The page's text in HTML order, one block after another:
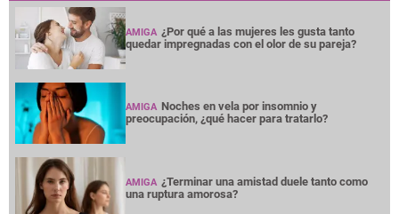
AMIGA ¿Por qué a las mujeres les gusta tanto
quedar impregnadas con el olor de su pareja?
AMIGA Noches en vela por insomnio y
preocupación, ¿qué hacer para tratarlo?
AMIGA ¿Terminar una amistad duele tanto como
una ruptura amorosa?